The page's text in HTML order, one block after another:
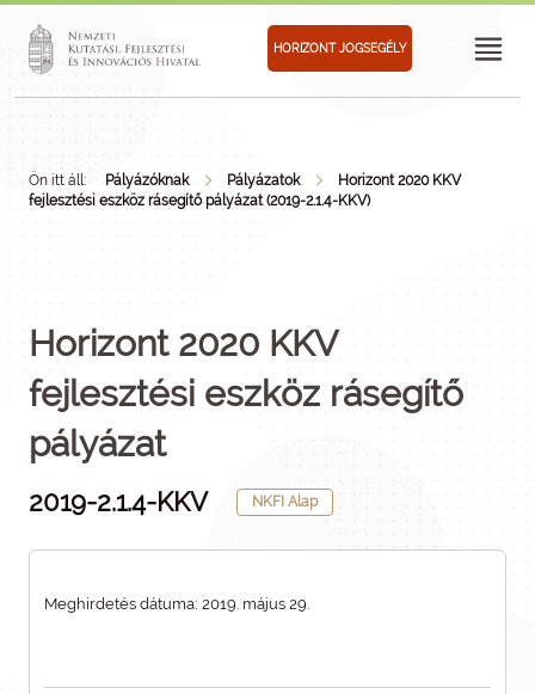
HORIZONT JOGSEGÉLY
Ön itt áll: Pályázóknak Pályázatok
Horizont 2020 KKV
fejlesztési eszköz rásegítő pályázat (2019-2.1.4-KKV)
Horizont 2020 KKV
fejlesztési eszköz rásegítő
pályázat
2019-2.1.4-KKV NKFI Alap
Meghirdetés dátuma: 2019. május 29.